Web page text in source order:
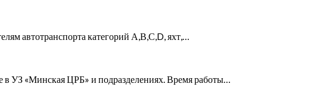
автотранспорта категорий А,В,С,D, яхт,…
УЗ «Минская ЦРБ» и подразделениях. Время работы…